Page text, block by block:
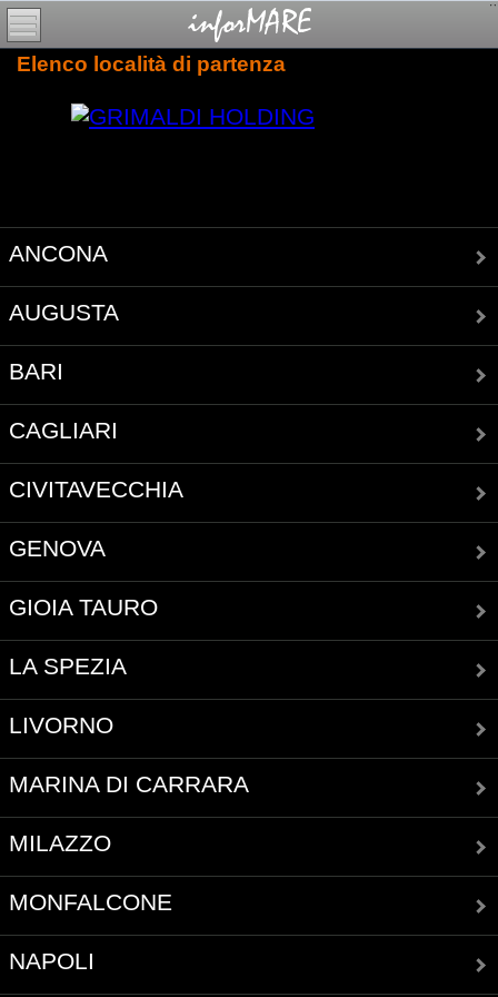
Elenco località di partenza
ANCONA
AUGUSTA
BARI
CAGLIARI
CIVITAVECCHIA
GENOVA
GIOIA TAURO
LA SPEZIA
LIVORNO
MARINA DI CARRARA
MILAZZO
MONFALCONE
NAPOLI